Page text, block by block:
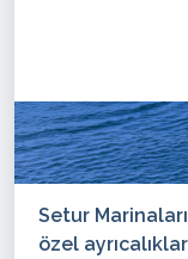
Setur
özel